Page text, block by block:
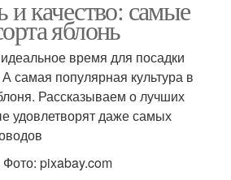
качество: самые
яблонь
время для посадки
самая популярная культура в
Рассказываем о лучших
удовлетворят даже самых
pixabay.com